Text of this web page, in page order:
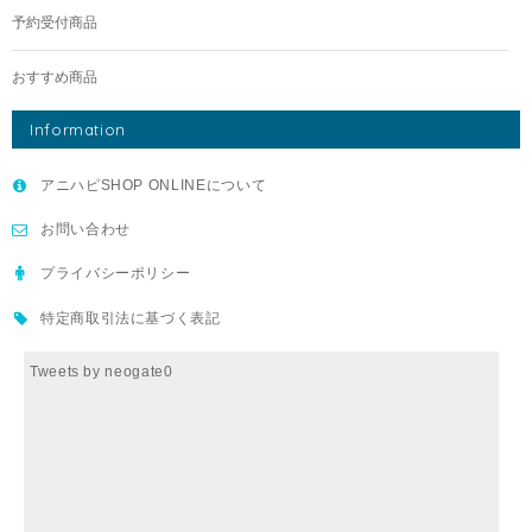
予約受付商品
おすすめ商品
Information
アニハピSHOP ONLINEについて
お問い合わせ
プライバシーポリシー
特定商取引法に基づく表記
Tweets by neogate0